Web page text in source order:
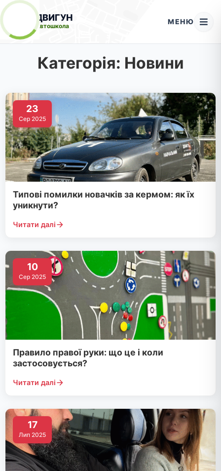
ДВИГУН
Автошкола
МЕНЮ
Категорія: Новини
23
Сер 2025
Типові помилки новачків за кермом: як їх
уникнути?
Читати далі
10
Сер 2025
Правило правої руки: що це і коли
застосовується?
Читати далі
17
Лип 2025